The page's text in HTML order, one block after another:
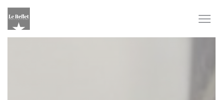
Personalizzazione delle tue scelte sui cookie